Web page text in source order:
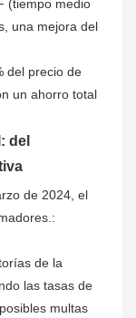
(tiempo medio
una mejora del
del precio de
un ahorro total
del
de 2024, el
de la
las tasas de
multas